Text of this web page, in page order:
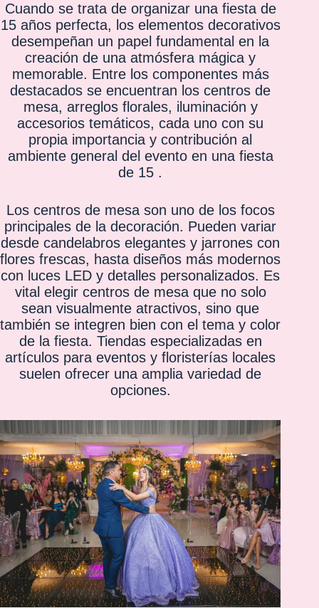
Cuando se trata de organizar una fiesta de
15años perfecta, los elementos decorativos
desempeñan un papel fundamental en la
creación de una atmósfera mágica y
memorable. Entre los componentes más
destacados se encuentran los centros de
mesa, arreglos florales, iluminación y
accesorios temáticos, cada uno con su
propia importancia y contribución al
ambiente general del evento en una fiesta
de 15 .
Los centros de mesa son uno de los focos
principales de la decoración. Pueden variar
desde candelabros elegantes y jarrones con
flores frescas, hasta diseños más modernos
con luces LED y detalles personalizados. Es
vital elegir centros de mesa que no solo
sean visualmente atractivos, sino que
también se integren bien con el tema y color
de la fiesta. Tiendas especializadas en
artículos para eventos y floristerías locales
suelen ofrecer una amplia variedad de
opciones.